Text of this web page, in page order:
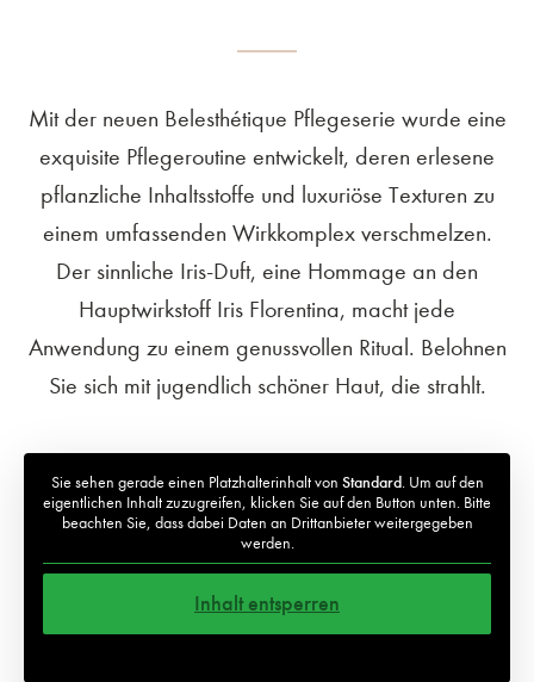
Mit der neuen Belesthétique Pflegeserie wurde eine
exquisite Pflegeroutine entwickelt, deren erlesene
pflanzliche Inhaltsstoffe und luxuriöse Texturen zu
einem umfassenden Wirkkomplex verschmelzen.
Der sinnliche Iris-Duft, eine Hommage an den
Hauptwirkstoff Iris Florentina, macht jede
Anwendung zu einem genussvollen Ritual. Belohnen
Sie sich mit jugendlich schöner Haut, die strahlt.
Sie sehen gerade einen Platzhalterinhalt von Standard. Um auf den
eigentlichen Inhalt zuzugreifen, klicken Sie auf den Button unten. Bitte
beachten Sie, dass dabei Daten an Drittanbieter weitergegeben
werden.
Inhalt entsperren